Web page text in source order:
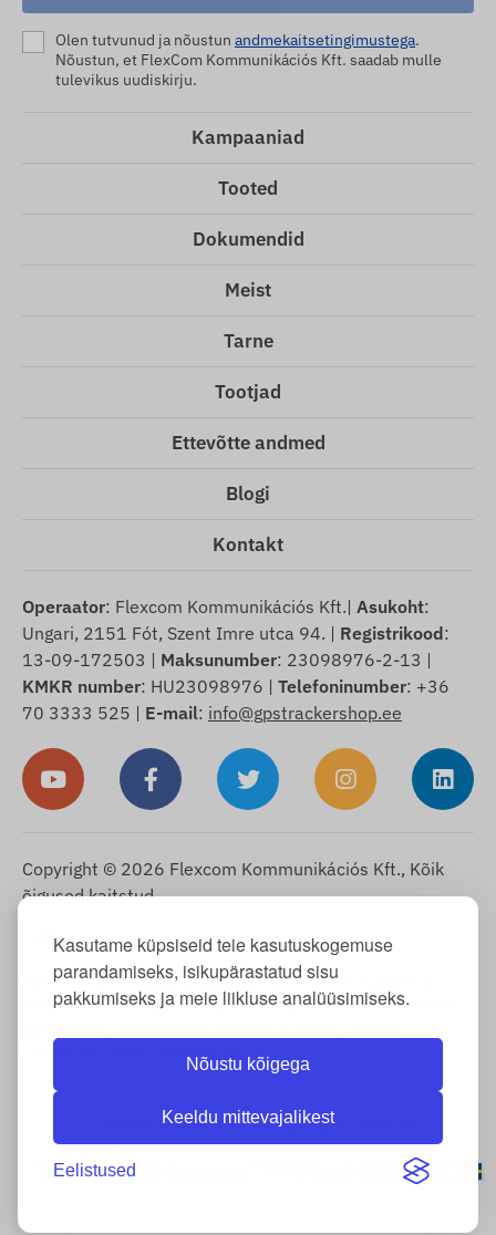
Kasutame küpsiseid teie kasutuskogemuse
parandamiseks, isikupärastatud sisu
pakkumiseks ja meie liikluse analüüsimiseks.
Nõustu kõigega
Keeldu mittevajalikest
Eelistused
Olen tutvunud ja nõustun andmekaitsetingimustega.
Nõustun, et FlexCom Kommunikációs Kft. saadab mulle
tulevikus uudiskirju.
Kampaaniad
Tooted
Dokumendid
Meist
Tarne
Tootjad
Ettevõtte andmed
Blogi
Kontakt
Operaator: Flexcom Kommunikációs Kft.| Asukoht:
Ungari, 2151 Fót, Szent Imre utca 94. | Registrikood:
13-09-172503 | Maksunumber: 23098976-2-13 |
KMKR number: HU23098976 | Telefoninumber: +36
70 3333 525 | E-mail: info@gpstrackershop.ee
Copyright © 2026 Flexcom Kommunikációs Kft., Kõik
õigused kaitstud.
Eesti ▼
Küpsiste teave-Tagastuspoliitika-Impressum
vastutus puuduste eest-Taganemisõigus-Tarneinfo-Üldised
MEIE RAHVUSVAHELISED LEHED